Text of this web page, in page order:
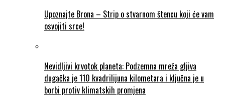
Upoznajte Brona – Strip o stvarnom štencu koji će vam
osvojiti srce!
Nevidljivi krvotok planeta: Podzemna mreža gljiva
dugačka je 110 kvadrilijuna kilometara i ključna je u
borbi protiv klimatskih promjena